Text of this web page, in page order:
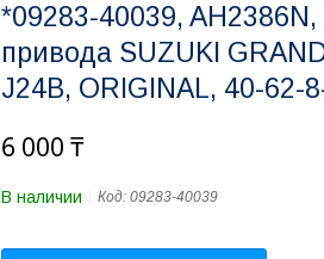
*09283-40039,
привода SUZUKI
J24B, ORIGINAL, 40-62-
6 000 ₸
В наличии Код: 09283-40039